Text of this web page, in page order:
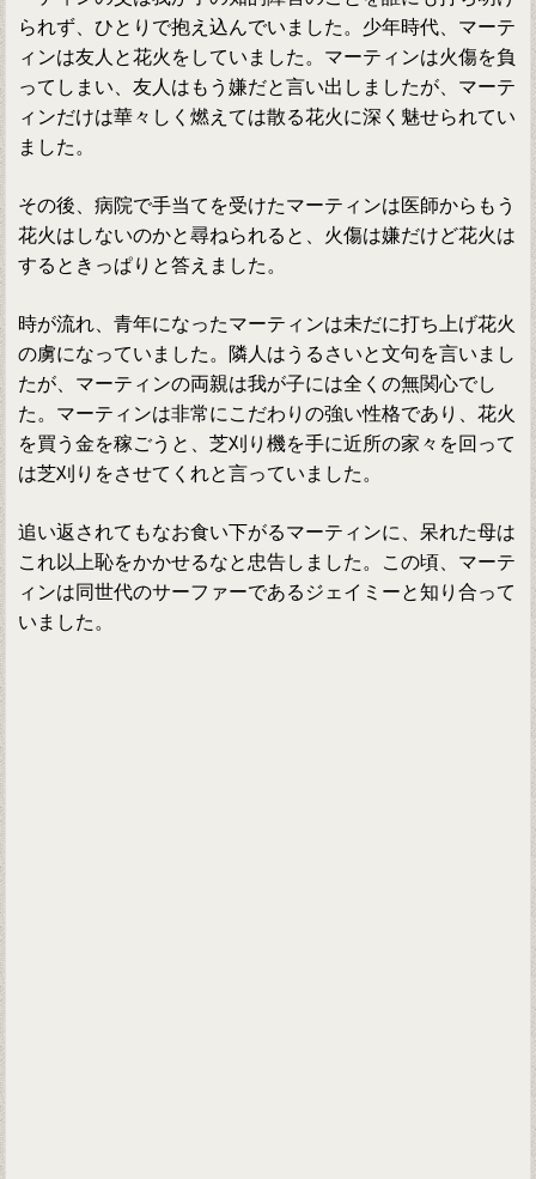
られず、ひとりで抱え込んでいました。少年時代、マーテ
ィンは友人と花火をしていました。マーティンは火傷を負
ってしまい、友人はもう嫌だと言い出しましたが、マーテ
ィンだけは華々しく燃えては散る花火に深く魅せられてい
ました。
その後、病院で手当てを受けたマーティンは医師からもう
花火はしないのかと尋ねられると、火傷は嫌だけど花火は
するときっぱりと答えました。
時が流れ、青年になったマーティンは未だに打ち上げ花火
の虜になっていました。隣人はうるさいと文句を言いまし
たが、マーティンの両親は我が子には全くの無関心でし
た。マーティンは非常にこだわりの強い性格であり、花火
を買う金を稼ごうと、芝刈り機を手に近所の家々を回って
は芝刈りをさせてくれと言っていました。
追い返されてもなお食い下がるマーティンに、呆れた母は
これ以上恥をかかせるなと忠告しました。この頃、マーテ
ィンは同世代のサーファーであるジェイミーと知り合って
いました。